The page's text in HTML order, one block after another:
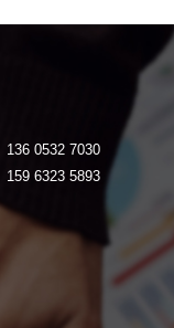
136 0532 7030
159 6323 5893